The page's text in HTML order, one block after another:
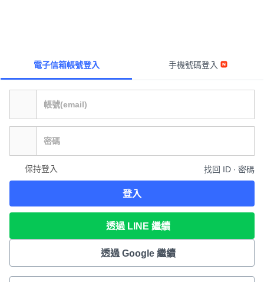
電子信箱帳號登入 手機號碼登入
保持登入 找回 ID ∙ 密碼
登入
透過 LINE 繼續
透過 Google 繼續